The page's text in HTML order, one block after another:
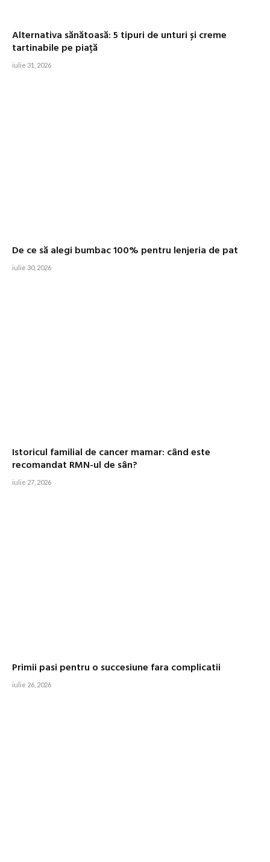
Alternativa sănătoasă: 5 tipuri de unturi și creme
tartinabile pe piață
iulie 31, 2026
De ce să alegi bumbac 100% pentru lenjeria de pat
iulie 30, 2026
Istoricul familial de cancer mamar: când este
recomandat RMN-ul de sân?
iulie 27, 2026
Primii pasi pentru o succesiune fara complicatii
iulie 26, 2026